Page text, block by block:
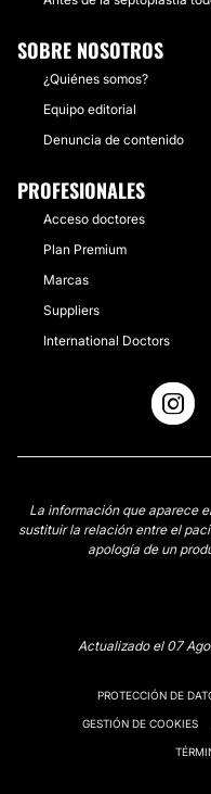
SOBRE NOSOTROS
¿Quiénes somos?
Equipo editorial
Denuncia de contenido
PROFESIONALES
Acceso doctores
Plan Premium
Marcas
Suppliers
International Doctors
La información que aparece
sustituir la relación entre el
apología de un
Actualizado el 07
PROTECCIÓN DE
GESTIÓN DE COOKIES